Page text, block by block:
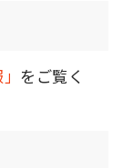
をご覧く